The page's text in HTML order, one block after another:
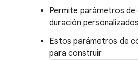
Permite parámetros de
duración
Estos parámetros de
para construir